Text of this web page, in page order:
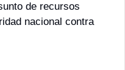
de recursos
nacional contra